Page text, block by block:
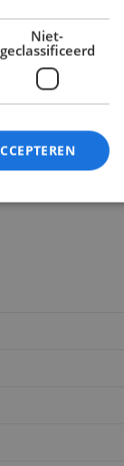
Niet-
geclassificeerd